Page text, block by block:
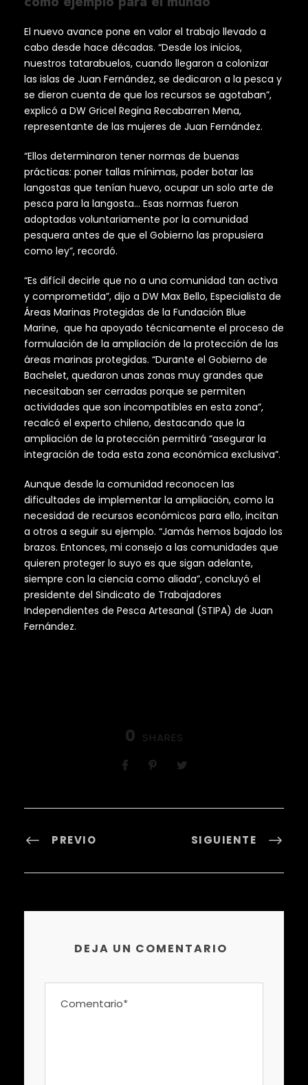
El nuevo avance pone en valor el trabajo llevado a
cabo desde hace décadas. “Desde los inicios,
nuestros tatarabuelos, cuando llegaron a colonizar
las islas de Juan Fernández, se dedicaron a la pesca y
se dieron cuenta de que los recursos se agotaban”,
explicó a DW Gricel Regina Recabarren Mena,
representante de las mujeres de Juan Fernández.
“Ellos determinaron tener normas de buenas
prácticas: poner tallas mínimas, poder botar las
langostas que tenían huevo, ocupar un solo arte de
pesca para la langosta… Esas normas fueron
adoptadas voluntariamente por la comunidad
pesquera antes de que el Gobierno las propusiera
como ley”, recordó.
“Es difícil decirle que no a una comunidad tan activa
y comprometida”, dijo a DW Max Bello, Especialista de
Áreas Marinas Protegidas de la Fundación Blue
Marine, que ha apoyado técnicamente el proceso de
formulación de la ampliación de la protección de las
áreas marinas protegidas. “Durante el Gobierno de
Bachelet, quedaron unas zonas muy grandes que
necesitaban ser cerradas porque se permiten
actividades que son incompatibles en esta zona”,
recalcó el experto chileno, destacando que la
ampliación de la protección permitirá “asegurar la
integración de toda esta zona económica exclusiva”.
Aunque desde la comunidad reconocen las
dificultades de implementar la ampliación, como la
necesidad de recursos económicos para ello, incitan
a otros a seguir su ejemplo. “Jamás hemos bajado los
brazos. Entonces, mi consejo a las comunidades que
quieren proteger lo suyo es que sigan adelante,
siempre con la ciencia como aliada”, concluyó el
presidente del Sindicato de Trabajadores
Independientes de Pesca Artesanal (STIPA) de Juan
Fernández.
0 SHARES
PREVIO SIGUIENTE
DEJA UN COMENTARIO